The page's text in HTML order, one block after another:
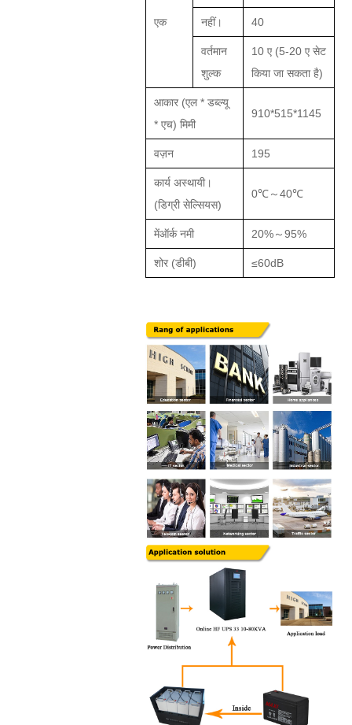
एक नहीं। 40
वर्तमान
शुल्क
10 ए (5-20 ए सेट
किया जा सकता है)
आकार (एल * डब्ल्यू
* एच) मिमी
910*515*1145
वज़न 195
कार्य अस्थायी।
(डिग्री सेल्सियस)
0℃～40℃
मेंऑर्क नमी 20%～95%
शोर (डीबी) ≤60dB